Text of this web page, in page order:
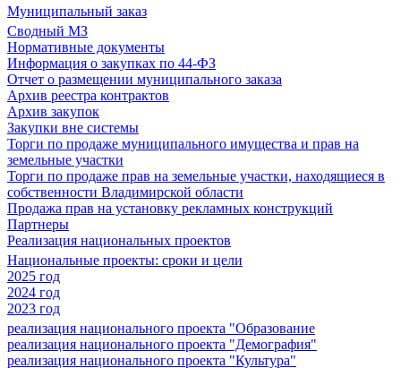
Муниципальный заказ
Сводный МЗ
Нормативные документы
Информация о закупках по 44-ФЗ
Отчет о размещении муниципального заказа
Архив реестра контрактов
Архив закупок
Закупки вне системы
Торги по продаже муниципального имущества и прав на
земельные участки
Торги по продаже прав на земельные участки, находящиеся в
собственности Владимирской области
Продажа прав на установку рекламных конструкций
Партнеры
Реализация национальных проектов
Национальные проекты: сроки и цели
2025 год
2024 год
2023 год
реализация национального проекта "Образование
реализация национального проекта "Демография"
реализация национального проекта "Культура"